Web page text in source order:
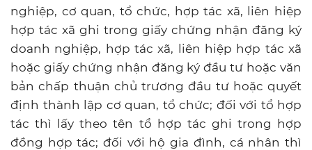
nghiệp, cơ quan, tổ chức, hợp tác xã, liên hiệp
hợp tác xã ghi trong giấy chứng nhận đăng ký
doanh nghiệp, hợp tác xã, liên hiệp hợp tác xã
hoặc giấy chứng nhận đăng ký đầu tư hoặc văn
bản chấp thuận chủ trương đầu tư hoặc quyết
định thành lập cơ quan, tổ chức; đối với tổ hợp
tác thì lấy theo tên tổ hợp tác ghi trong hợp
đồng hợp tác; đối với hộ gia đình, cá nhân thì